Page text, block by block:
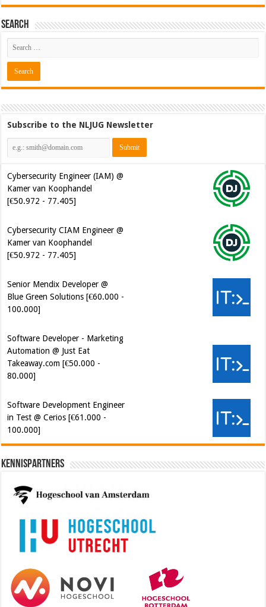
Search
Subscribe to the NLJUG Newsletter
Cybersecurity Engineer (IAM) @
[€50.972 - 77.405]
Cybersecurity CIAM Engineer @
[€50.972 - 77.405]
Senior Mendix Developer @
100.000]
Software Developer - Marketing
Takeaway.com [€50.000 -
80.000]
Software Development Engineer
100.000]
Kennispartners